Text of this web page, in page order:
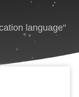
language"